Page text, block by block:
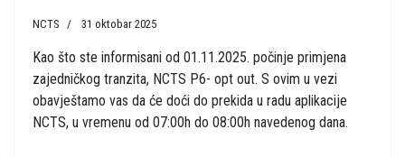
NCTS 31 oktobar 2025
Kao što ste informisani od 01.11.2025. počinje primjena
zajedničkog tranzita, NCTS P6- opt out. S ovim u vezi
obavještamo vas da će doći do prekida u radu aplikacije
NCTS, u vremenu od 07:00h do 08:00h navedenog dana.